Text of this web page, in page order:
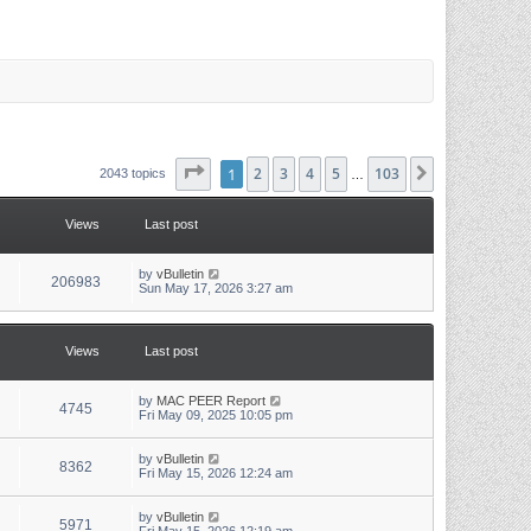
2043 topics Page of 103
1 2 3 4 5 103 Next
Views Last post
206983
i
L
a
t
p
by vBulletin
Sun May 17, 2026 3:27 am
Views Last post
4745
i
w
L
a
t
p
o
t
by MAC PEER Report
Fri May 09, 2025 10:05 pm
8362
i
L
a
t
p
by vBulletin
Fri May 15, 2026 12:24 am
5971
L
by vBulletin